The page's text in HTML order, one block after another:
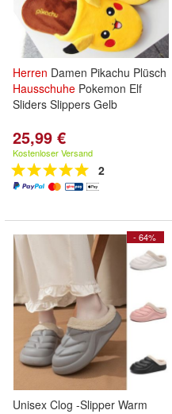
Herren Damen Pikachu Plüsch
Hausschuhe Pokemon Elf
Sliders Slippers Gelb
25,99 €
Kostenloser Versand
2
- 64%
Unisex Clog -Slipper Warm